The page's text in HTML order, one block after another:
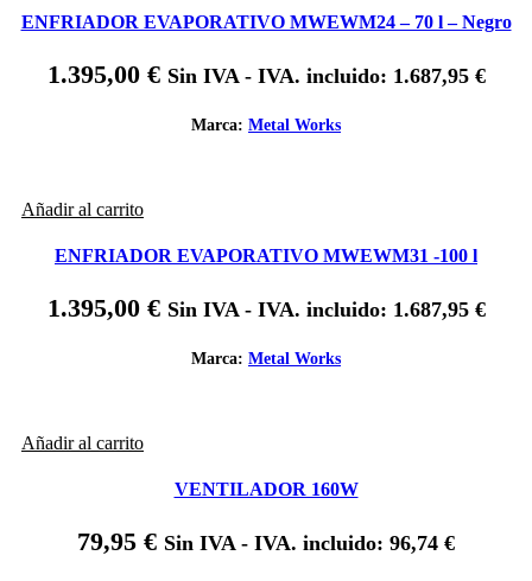
ENFRIADOR EVAPORATIVO MWEWM24 – 70 l – Negro
1.395,00 € Sin IVA - IVA. incluido: 1.687,95 €
Marca: Metal Works
Añadir al carrito
ENFRIADOR EVAPORATIVO MWEWM31 -100 l
1.395,00 € Sin IVA - IVA. incluido: 1.687,95 €
Marca: Metal Works
Añadir al carrito
VENTILADOR 160W
79,95 € Sin IVA - IVA. incluido: 96,74 €